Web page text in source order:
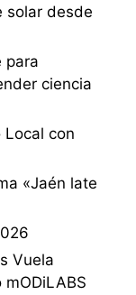
solar desde
para
ciencia
Local con
«Jaén late
Vuela